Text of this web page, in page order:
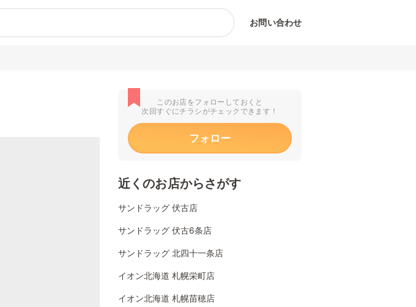
お問い合わせ
このお店をフォローしておくと
次回すぐにチラシがチェックできます！
フォロー
近くのお店からさがす
サンドラッグ 伏古店
サンドラッグ 伏古6条店
サンドラッグ 北四十一条店
イオン北海道 札幌栄町店
イオン北海道 札幌苗穂店